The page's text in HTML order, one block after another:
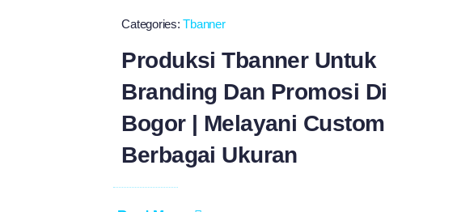
Categories:Tbanner
Produksi Tbanner Untuk
Branding Dan Promosi Di
Bogor | Melayani Custom
Berbagai Ukuran